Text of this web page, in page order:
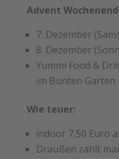
Advent
7. Dezember
8. Dezember
Yummi Food &
im Bunten Garten
Wie teuer:
indoor 7,50 Euro
Draußen zahlt